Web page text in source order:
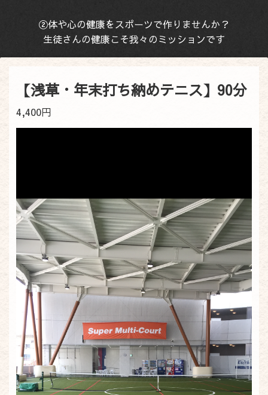
②体や心の健康をスポーツで作りませんか？
生徒さんの健康こそ我々のミッションです
【浅草・年末打ち納めテニス】90分
4,400円